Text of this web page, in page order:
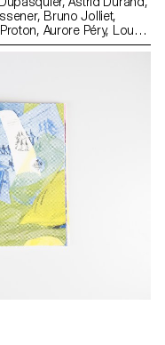
Arthur Seguin, Andréa Uldry